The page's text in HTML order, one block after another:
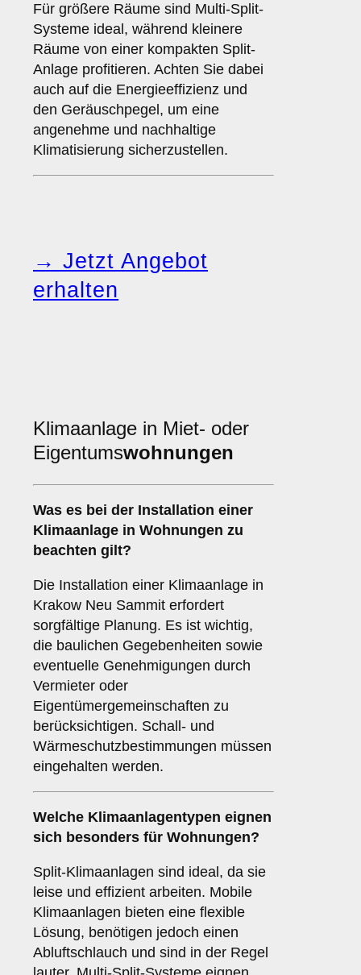
Für größere Räume sind Multi-Split-
Systeme ideal, während kleinere
Räume von einer kompakten Split-
Anlage profitieren. Achten Sie dabei
auch auf die Energieeffizienz und
den Geräuschpegel, um eine
angenehme und nachhaltige
Klimatisierung sicherzustellen.
→ Jetzt Angebot
erhalten
Klimaanlage in Miet- oder
Eigentumswohnungen
Was es bei der Installation einer
Klimaanlage in Wohnungen zu
beachten gilt?
Die Installation einer Klimaanlage in
Krakow Neu Sammit erfordert
sorgfältige Planung. Es ist wichtig,
die baulichen Gegebenheiten sowie
eventuelle Genehmigungen durch
Vermieter oder
Eigentümergemeinschaften zu
berücksichtigen. Schall- und
Wärmeschutzbestimmungen müssen
eingehalten werden.
Welche Klimaanlagentypen eignen
sich besonders für Wohnungen?
Split-Klimaanlagen sind ideal, da sie
leise und effizient arbeiten. Mobile
Klimaanlagen bieten eine flexible
Lösung, benötigen jedoch einen
Abluftschlauch und sind in der Regel